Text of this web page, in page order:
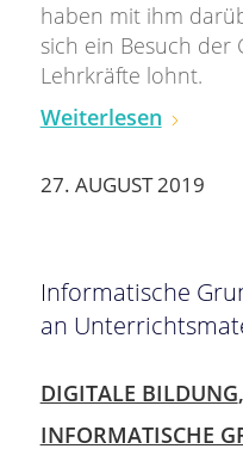
haben mit ihm
sich ein Besuch der
Lehrkräfte lohnt.
Weiterlesen
27. AUGUST 2019
Informatische
an
DIGITALE BILDUNG,
INFORMATISCHE